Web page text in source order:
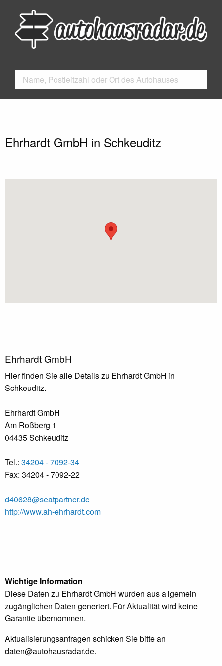
Ehrhardt GmbH in Schkeuditz
Ehrhardt GmbH
Hier finden Sie alle Details zu Ehrhardt GmbH in
Schkeuditz.
Ehrhardt GmbH
Am Roßberg 1
04435 Schkeuditz
Tel.: 34204 - 7092-34
Fax: 34204 - 7092-22
d40628@seatpartner.de
http://www.ah-ehrhardt.com
Wichtige Information
Diese Daten zu Ehrhardt GmbH wurden aus allgemein
zugänglichen Daten generiert. Für Aktualität wird keine
Garantie übernommen.
Aktualisierungsanfragen schicken Sie bitte an
daten@autohausradar.de.